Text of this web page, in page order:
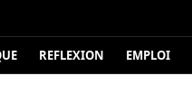
REFLEXION EMPLOI